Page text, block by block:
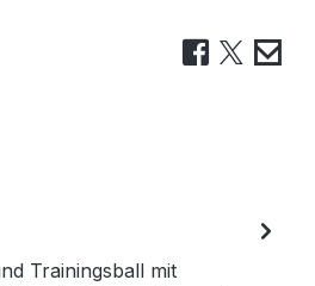
Trainingsball mit